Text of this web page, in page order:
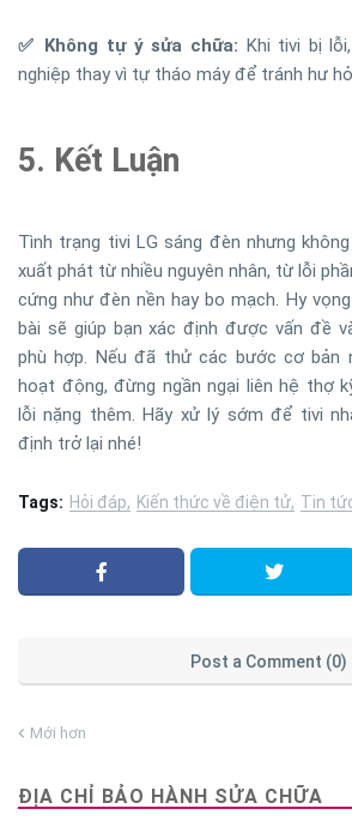
✅ Không tự ý sửa chữa: Khi tivi bị
nghiệp thay vì tự tháo máy để tránh hư
5. Kết Luận
Tình trạng tivi LG sáng đèn nhưng
xuất phát từ nhiều nguyên nhân, từ lỗi
cứng như đèn nền hay bo mạch. Hy
bài sẽ giúp bạn xác định được vấn đề
phù hợp. Nếu đã thử các bước cơ bản
hoạt động, đừng ngần ngại liên hệ thợ
lỗi nặng thêm. Hãy xử lý sớm để tivi
định trở lại nhé!
Tags: Hỏi đáp Kiến thức về điện tử Tin
Post a Comment (0)
Mới hơn
ĐỊA CHỈ BẢO HÀNH SỬA CHỮA